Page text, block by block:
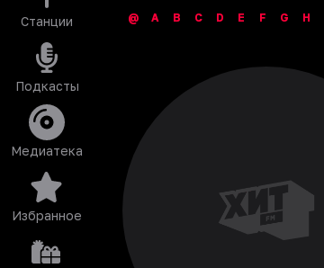
Станции
Подкасты
Медиатека
Избранное
@
A B C D E F G H